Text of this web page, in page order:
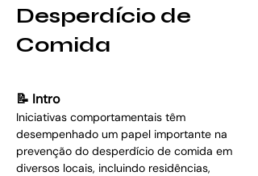
Desperdício de
Comida
📝 Intro
Iniciativas comportamentais têm
desempenhado um papel importante na
prevenção do desperdício de comida em
diversos locais, incluindo residências,